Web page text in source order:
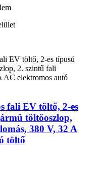
fali EV töltő, 2-es
töltőoszlop,
380 V, 32 A
töltő